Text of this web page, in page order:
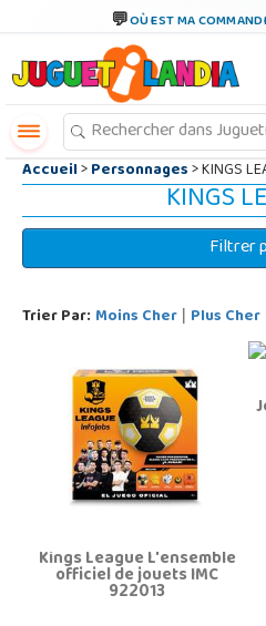
OÙ EST MA
Accueil>Personnages> KINGS
KINGS
Filtrer
Trier Par: Moins Cher | Plus Cher
Kings League L'ensemble
officiel de jouets IMC
922013